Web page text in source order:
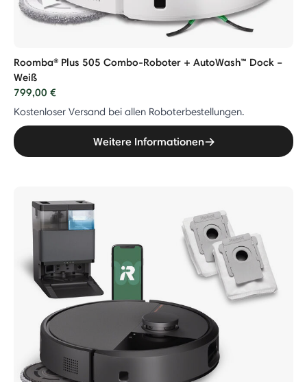
Roomba® Plus 505 Combo-Roboter + AutoWash™ Dock –
Weiß
799,00 €
Kostenloser Versand bei allen Roboterbestellungen.
Weitere Informationen